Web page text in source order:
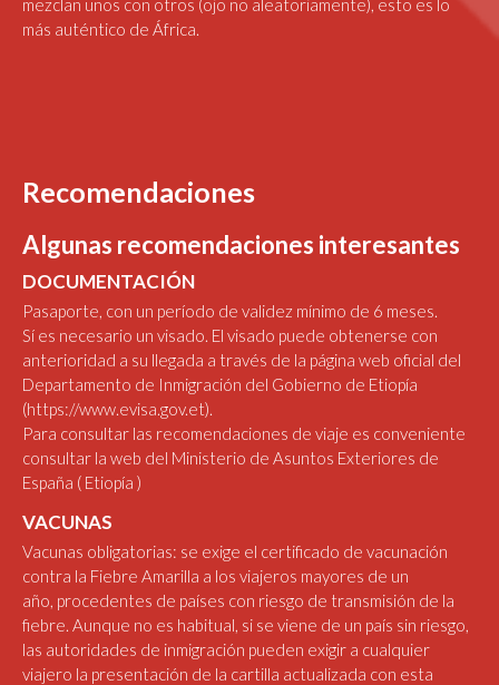
mezclan unos con otros (ojo no aleatoriamente), esto es lo
más auténtico de África.
Recomendaciones
Algunas recomendaciones interesantes
DOCUMENTACIÓN
Pasaporte, con un período de validez mínimo de 6 meses.
Sí es necesario un visado. El visado puede obtenerse con
anterioridad a su llegada a través de la página web oficial del
Departamento de Inmigración del Gobierno de Etiopía
(https://www.evisa.gov.et).
Para consultar las recomendaciones de viaje es conveniente
consultar la web del Ministerio de Asuntos Exteriores de
España ( Etiopía )
VACUNAS
Vacunas obligatorias: se exige el certificado de vacunación
contra la Fiebre Amarilla a los viajeros mayores de un
año, procedentes de países con riesgo de transmisión de la
fiebre. Aunque no es habitual, si se viene de un país sin riesgo,
las autoridades de inmigración pueden exigir a cualquier
viajero la presentación de la cartilla actualizada con esta